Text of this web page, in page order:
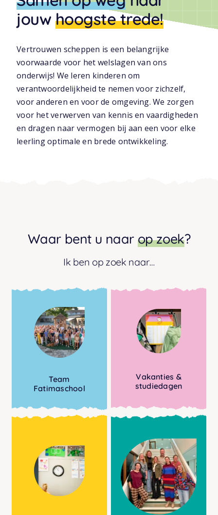
Ouders
jouw hoogste trede!
Vertrouwen scheppen is een belangrijke
voorwaarde voor het welslagen van ons
onderwijs! We leren kinderen om
verantwoordelijkheid te nemen voor zichzelf,
voor anderen en voor de omgeving. We zorgen
voor het verwerven van kennis en vaardigheden
en dragen naar vermogen bij aan een voor elke
leerling optimale en brede ontwikkeling.
Waar bent u naar op zoek?
Ik ben op zoek naar…
Team
Fatimaschool
Vakanties &
studiedagen